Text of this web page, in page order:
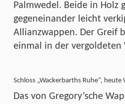
Palmwedel. Beide in Holz
gegeneinander leicht
Allianzwappen. Der Greif
einmal in der vergoldeten
Schloss „Wackerbarths Ruhe“,
Das von Gregory’sche